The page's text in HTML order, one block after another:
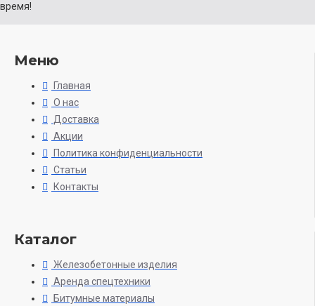
время!
Меню
Главная
О нас
Доставка
Акции
Политика конфиденциальности
Статьи
Контакты
Каталог
Железобетонные изделия
Аренда спецтехники
Битумные материалы